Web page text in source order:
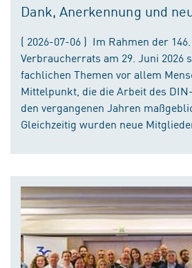
Dank, Anerkennung und
( 2026-07-06 ) Im Rahmen der
Verbraucherrats am 29. Juni 2026
fachlichen Themen vor allem
Mittelpunkt, die die Arbeit des
den vergangenen Jahren
Gleichzeitig wurden neue